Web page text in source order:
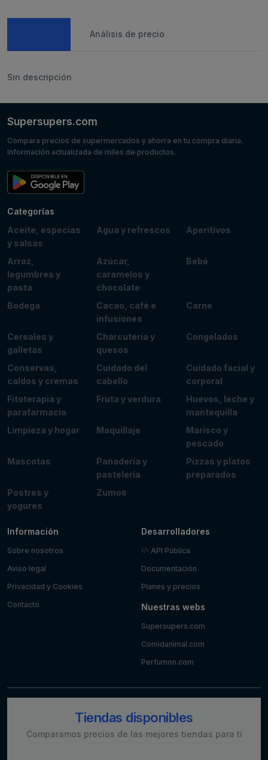
Análisis de precio
Sin descripción
Supersupers.com
Compara precios de supermercados y ahorra en tu compra diaria.
Información actualizada de miles de productos.
Categorías
Aceite, especias
y salsas
Agua y refrescos Aperitivos
Arroz,
legumbres y
pasta
Azúcar,
caramelos y
chocolate
Bebé
Bodega
Cacao, café e
infusiones
Carne
Cereales y
galletas
Charcutería y
quesos
Congelados
Conservas,
caldos y cremas
Cuidado del
cabello
Cuidado facial y
corporal
Fitoterapia y
parafarmacia
Fruta y verdura
Huevos, leche y
mantequilla
Limpieza y hogar
Maquillaje
Marisco y
pescado
Mascotas
Panadería y
pastelería
Pizzas y platos
preparados
Postres y
yogures
Zumos
Información
Sobre nosotros
Aviso legal
Privacidad y Cookies
Contacto
Desarrolladores
API Pública
Documentación
Planes y precios
Nuestras webs
Supersupers.com
Comidanimal.com
Perfumon.com
Tiendas disponibles
Comparamos precios de las mejores tiendas para ti